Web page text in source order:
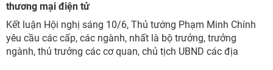
thương mại điện tử
Kết luận Hội nghị sáng 10/6, Thủ tướng Phạm Minh Chính
yêu cầu các cấp, các ngành, nhất là bộ trưởng, trưởng
ngành, thủ trưởng các cơ quan, chủ tịch UBND các địa